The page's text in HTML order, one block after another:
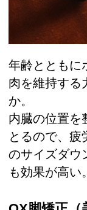
年齢とともに
肉を維持する
か。
内臓の位置を
とるので、疲
のサイズダウ
も効果が高い。